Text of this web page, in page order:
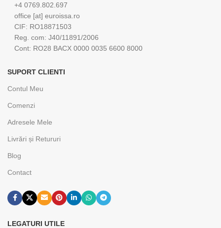
+4 0769.802.697
office [at] euroissa.ro
CIF: RO18871503
Reg. com: J40/11891/2006
Cont: RO28 BACX 0000 0035 6600 8000
SUPORT CLIENTI
Contul Meu
Comenzi
Adresele Mele
Livrări și Retururi
Blog
Contact
LEGATURI UTILE